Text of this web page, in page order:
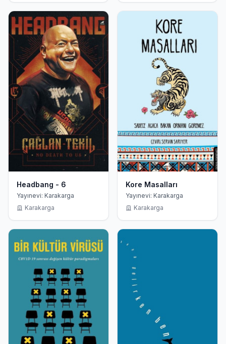
Headbang - 6
Yayınevi: Karakarga
Karakarga
Kore Masalları
Yayınevi: Karakarga
Karakarga